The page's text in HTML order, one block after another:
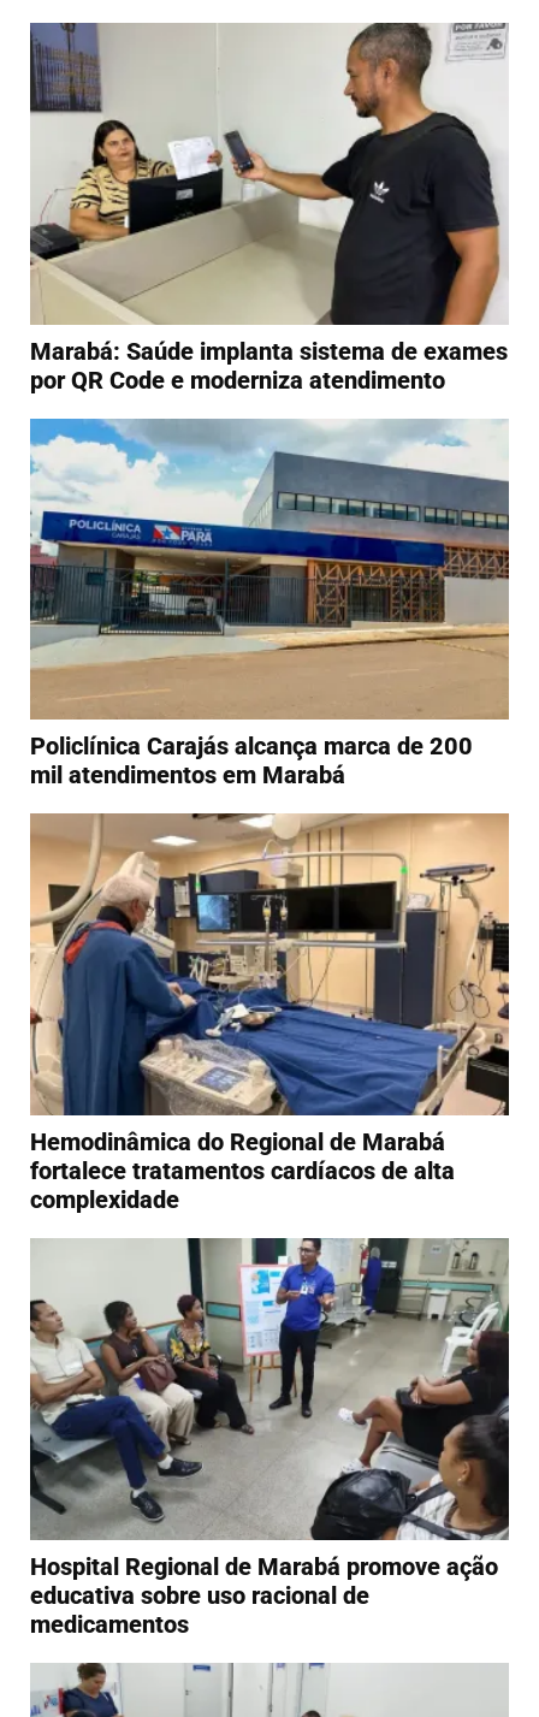
Marabá: Saúde implanta sistema de exames
por QR Code e moderniza atendimento
Policlínica Carajás alcança marca de 200
mil atendimentos em Marabá
Hemodinâmica do Regional de Marabá
fortalece tratamentos cardíacos de alta
complexidade
Hospital Regional de Marabá promove ação
educativa sobre uso racional de
medicamentos